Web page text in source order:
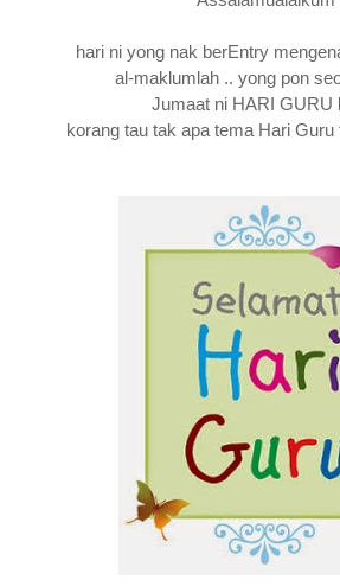
hari ni yong nak berEntry
al-maklumlah .. yong pon
Jumaat ni HARI GURU
korang tau tak apa tema Hari Guru